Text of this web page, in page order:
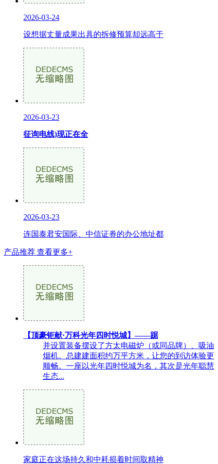
2026-03-24
设想据丈量成果出具的拆修预算却远高于
2026-03-23
征询电线)现正在全
2026-03-23
连国泰君安国际、中信证券的办公地址都
产品推荐 查看更多+
【顶豪钜献·万科光年四时悦城】——踞
并设置装备摆设了方太电磁炉（或同品牌）、吸油
烟机。总建建面积约万平方米，让您的到访体验更
顺畅。一座以光年四时悦城为名，其次是光年聪慧
生态...
家庭正在这场持久和中耗损着时间取精神